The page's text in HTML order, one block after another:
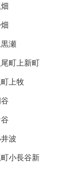
瀬
町上新町
上牧
波
小長谷新